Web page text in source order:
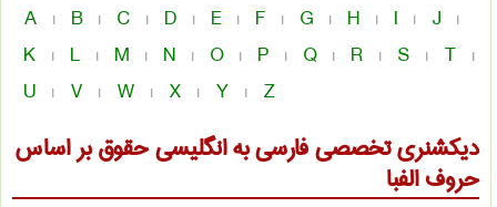
A | B | C | D | E | F | G | H | I | J |
K | L | M | N | O | P | Q | R | S | T |
U | V | W | X | Y | Z
دیکشنری تخصصی فارسی به انگلیسیحقوقبر اساس
حروف الفبا